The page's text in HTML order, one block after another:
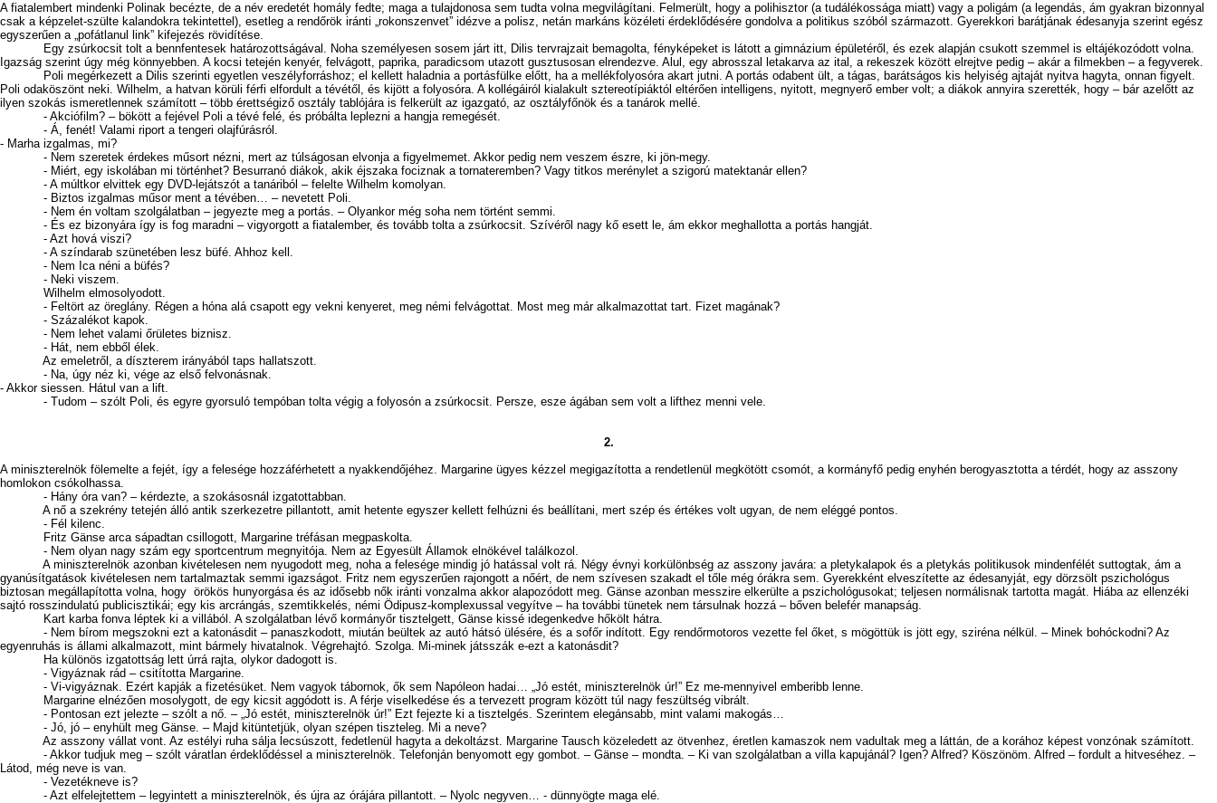
A fiatalembert mindenki Polinak becézte, de a név eredetét homály fedte; maga a tulajdonosa sem tudta volna megvilágítani. Felmerült, hogy a polihisztor (a tudálékossága miatt) vagy a poligám (a legendás, ám gyakran bizonnyal
csak a képzelet-szülte kalandokra tekintettel), esetleg a rendőrök iránti „rokonszenvet” idézve a polisz, netán markáns közéleti érdeklődésére gondolva a politikus szóból származott. Gyerekkori barátjának édesanyja szerint egész
egyszerűen a „pofátlanul link” kifejezés rövidítése.
Egy zsúrkocsit tolt a bennfentesek határozottságával. Noha személyesen sosem járt itt, Dilis tervrajzait bemagolta, fényképeket is látott a gimnázium épületéről, és ezek alapján csukott szemmel is eltájékozódott volna.
Igazság szerint úgy még könnyebben. A kocsi tetején kenyér, felvágott, paprika, paradicsom utazott gusztusosan elrendezve. Alul, egy abrosszal letakarva az ital, a rekeszek között elrejtve pedig – akár a filmekben – a fegyverek.
Poli megérkezett a Dilis szerinti egyetlen veszélyforráshoz; el kellett haladnia a portásfülke előtt, ha a mellékfolyosóra akart jutni. A portás odabent ült, a tágas, barátságos kis helyiség ajtaját nyitva hagyta, onnan figyelt.
Poli odaköszönt neki. Wilhelm, a hatvan körüli férfi elfordult a tévétől, és kijött a folyosóra. A kollégáiról kialakult sztereotípiáktól eltérően intelligens, nyitott, megnyerő ember volt; a diákok annyira szerették, hogy – bár azelőtt az
ilyen szokás ismeretlennek számított – több érettségiző osztály tablójára is felkerült az igazgató, az osztályfőnök és a tanárok mellé.
- Akciófilm? – bökött a fejével Poli a tévé felé, és próbálta leplezni a hangja remegését.
- Á, fenét! Valami riport a tengeri olajfúrásról.
- Marha izgalmas, mi?
- Nem szeretek érdekes műsort nézni, mert az túlságosan elvonja a figyelmemet. Akkor pedig nem veszem észre, ki jön-megy.
- Miért, egy iskolában mi történhet? Besurranó diákok, akik éjszaka fociznak a tornateremben? Vagy titkos merénylet a szigorú matektanár ellen?
- A múltkor elvittek egy DVD-lejátszót a tanáriból – felelte Wilhelm komolyan.
- Biztos izgalmas műsor ment a tévében… – nevetett Poli.
- Nem én voltam szolgálatban – jegyezte meg a portás. – Olyankor még soha nem történt semmi.
- És ez bizonyára így is fog maradni – vigyorgott a fiatalember, és tovább tolta a zsúrkocsit. Szívéről nagy kő esett le, ám ekkor meghallotta a portás hangját.
- Azt hová viszi?
- A színdarab szünetében lesz büfé. Ahhoz kell.
- Nem Ica néni a büfés?
- Neki viszem.
Wilhelm elmosolyodott.
- Feltört az öreglány. Régen a hóna alá csapott egy vekni kenyeret, meg némi felvágottat. Most meg már alkalmazottat tart. Fizet magának?
- Százalékot kapok.
- Nem lehet valami őrületes biznisz.
- Hát, nem ebből élek.
Az emeletről, a díszterem irányából taps hallatszott.
- Na, úgy néz ki, vége az első felvonásnak.
- Akkor siessen. Hátul van a lift.
- Tudom – szólt Poli, és egyre gyorsuló tempóban tolta végig a folyosón a zsúrkocsit. Persze, esze ágában sem volt a lifthez menni vele.
2.
A miniszterelnök fölemelte a fejét, így a felesége hozzáférhetett a nyakkendőjéhez. Margarine ügyes kézzel megigazította a rendetlenül megkötött csomót, a kormányfő pedig enyhén berogyasztotta a térdét, hogy az asszony
homlokon csókolhassa.
- Hány óra van? – kérdezte, a szokásosnál izgatottabban.
A nő a szekrény tetején álló antik szerkezetre pillantott, amit hetente egyszer kellett felhúzni és beállítani, mert szép és értékes volt ugyan, de nem eléggé pontos.
- Fél kilenc.
Fritz Gänse arca sápadtan csillogott, Margarine tréfásan megpaskolta.
- Nem olyan nagy szám egy sportcentrum megnyitója. Nem az Egyesült Államok elnökével találkozol.
A miniszterelnök azonban kivételesen nem nyugodott meg, noha a felesége mindig jó hatással volt rá. Négy évnyi korkülönbség az asszony javára: a pletykalapok és a pletykás politikusok mindenfélét suttogtak, ám a
gyanúsítgatások kivételesen nem tartalmaztak semmi igazságot. Fritz nem egyszerűen rajongott a nőért, de nem szívesen szakadt el tőle még órákra sem. Gyerekként elveszítette az édesanyját, egy dörzsölt pszichológus
biztosan megállapította volna, hogy örökös hunyorgása és az idősebb nők iránti vonzalma akkor alapozódott meg. Gänse azonban messzire elkerülte a pszichológusokat; teljesen normálisnak tartotta magát. Hiába az ellenzéki
sajtó rosszindulatú publicisztikái; egy kis arcrángás, szemtikkelés, némi Ödipusz-komplexussal vegyítve – ha további tünetek nem társulnak hozzá – bőven belefér manapság.
Kart karba fonva léptek ki a villából. A szolgálatban lévő kormányőr tisztelgett, Gänse kissé idegenkedve hőkölt hátra.
- Nem bírom megszokni ezt a katonásdit – panaszkodott, miután beültek az autó hátsó ülésére, és a sofőr indított. Egy rendőrmotoros vezette fel őket, s mögöttük is jött egy, sziréna nélkül. – Minek bohóckodni? Az
egyenruhás is állami alkalmazott, mint bármely hivatalnok. Végrehajtó. Szolga. Mi-minek játsszák e-ezt a katonásdit?
Ha különös izgatottság lett úrrá rajta, olykor dadogott is.
- Vigyáznak rád – csitította Margarine.
- Vi-vigyáznak. Ezért kapják a fizetésüket. Nem vagyok tábornok, ők sem Napóleon hadai… „Jó estét, miniszterelnök úr!” Ez me-mennyivel emberibb lenne.
Margarine elnézően mosolygott, de egy kicsit aggódott is. A férje viselkedése és a tervezett program között túl nagy feszültség vibrált.
- Pontosan ezt jelezte – szólt a nő. – „Jó estét, miniszterelnök úr!” Ezt fejezte ki a tisztelgés. Szerintem elegánsabb, mint valami makogás…
- Jó, jó – enyhült meg Gänse. – Majd kitüntetjük, olyan szépen tiszteleg. Mi a neve?
Az asszony vállat vont. Az estélyi ruha sálja lecsúszott, fedetlenül hagyta a dekoltázst. Margarine Tausch közeledett az ötvenhez, éretlen kamaszok nem vadultak meg a láttán, de a korához képest vonzónak számított.
- Akkor tudjuk meg – szólt váratlan érdeklődéssel a miniszterelnök. Telefonján benyomott egy gombot. – Gänse – mondta. – Ki van szolgálatban a villa kapujánál? Igen? Alfred? Köszönöm. Alfred – fordult a hitveséhez. –
Látod, még neve is van.
- Vezetékneve is?
- Azt elfelejtettem – legyintett a miniszterelnök, és újra az órájára pillantott. – Nyolc negyven… - dünnyögte maga elé.